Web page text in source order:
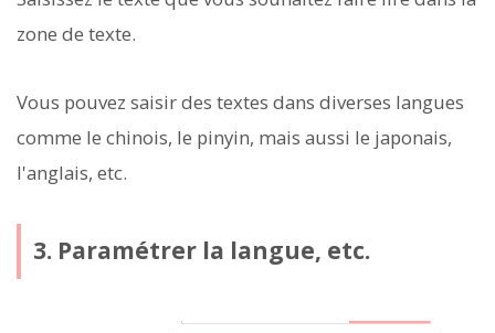
zone de texte.
Vous pouvez saisir des textes dans diverses langues
comme le chinois, le pinyin, mais aussi le japonais,
l'anglais, etc.
3. Paramétrer la langue, etc.